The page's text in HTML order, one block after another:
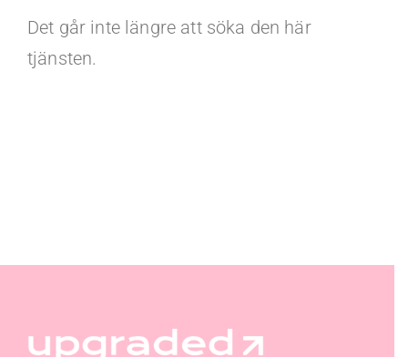
Det går inte längre att söka den här
tjänsten.